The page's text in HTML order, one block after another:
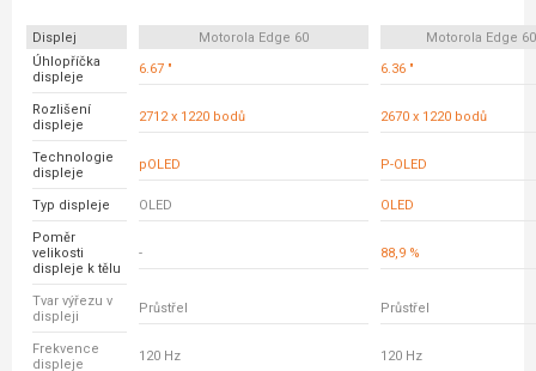
Displej Motorola Edge 60
Motorola Edge
Úhlopříčka
displeje
6.67 " 6.36 "
Rozlišení
displeje
2712 x 1220 bodů 2670 x 1220 bodů
Technologie
displeje
pOLED P-OLED
Typ displeje OLED OLED
Poměr
velikosti
displeje k tělu
- 88,9 %
Tvar výřezu v
displeji
Průstřel Průstřel
Frekvence
displeje
120 Hz 120 Hz